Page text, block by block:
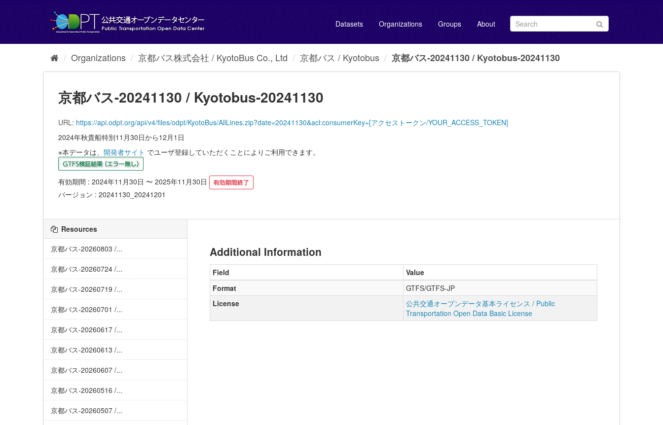
Datasets Organizations Groups About
Organizations 京都バス株式会社 / KyotoBus Co., Ltd 京都バス / Kyotobus 京都バス-20241130 / Kyotobus-20241130
京都バス-20241130 / Kyotobus-20241130
URL: https://api.odpt.org/api/v4/files/odpt/KyotoBus/AllLines.zip?date=20241130&acl:consumerKey=[アクセストークン/YOUR_ACCESS_TOKEN]
2024年秋貴船特別11月30日から12月1日
※本データは、 開発者サイト でユーザ登録していただくことによりご利用できます。
有効期間 : 2024年11月30日 〜 2025年11月30日
バージョン : 20241130_20241201
Resources
京都バス-20260803 /...
京都バス-20260724 /...
京都バス-20260719 /...
京都バス-20260701 /...
京都バス-20260617 /...
京都バス-20260613 /...
京都バス-20260607 /...
京都バス-20260516 /...
京都バス-20260507 /...
Additional Information
Field
Value
Format
GTFS/GTFS-JP
License
公共交通オープンデータ基本ライセンス / Public
Transportation Open Data Basic License